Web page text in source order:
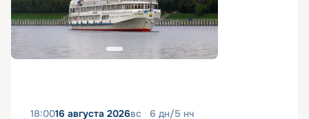
18:0016 августа 2026вс 6 дн/5 нч